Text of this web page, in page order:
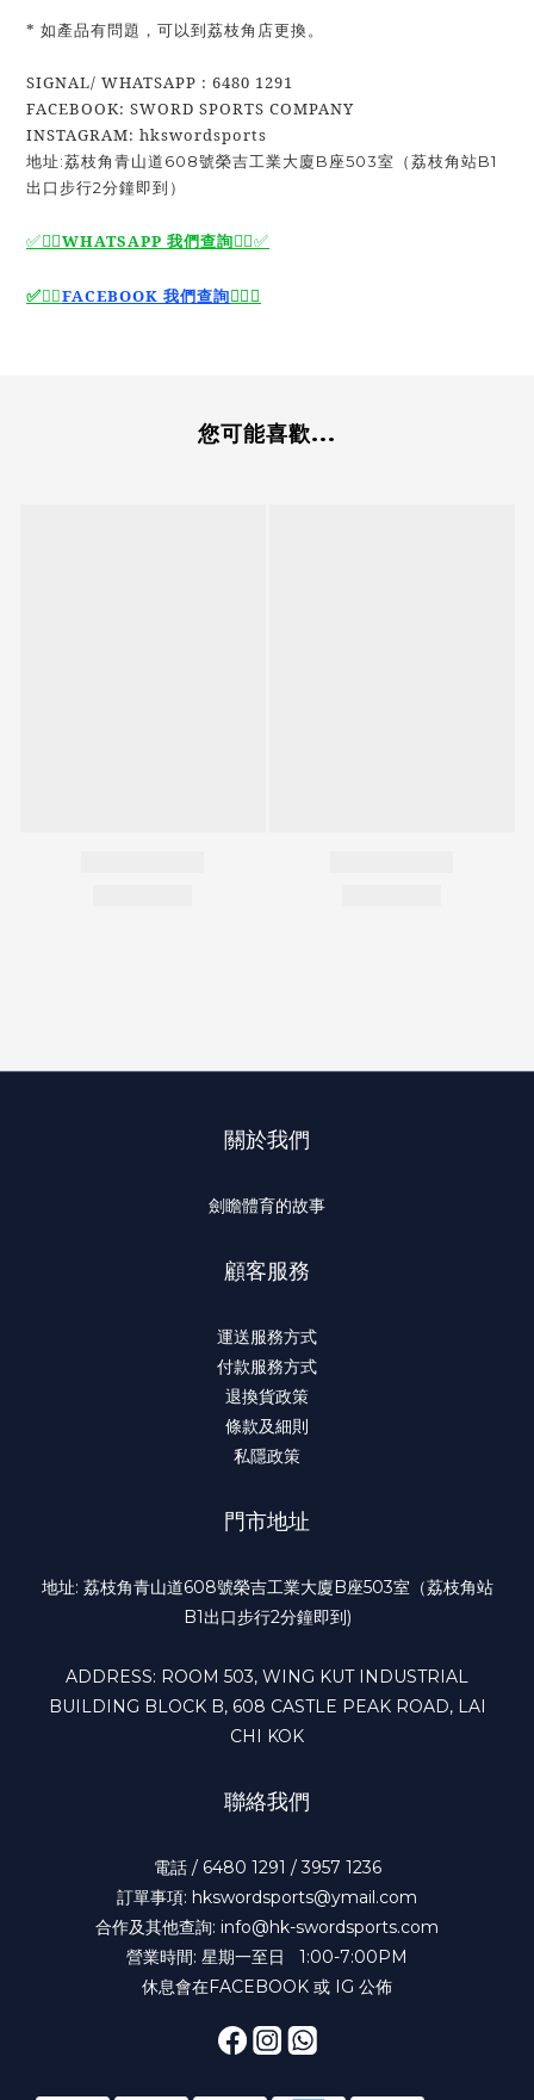
* 如產品有問題，可以到荔枝角店更換。
SIGNAL/ WHATSAPP : 6480 1291
FACEBOOK: SWORD SPORTS COMPANY
INSTAGRAM: hkswordsports
地址:荔枝角青山道608號榮吉工業大廈B座503室（荔枝角站B1
出口步行2分鐘即到）
✅🙆‍♂️WHATSAPP 我們查詢🙆‍♂️✅
✅🙆‍♂️FACEBOOK 我們查詢🙆‍♂️✅
您可能喜歡...
關於我們
劍瞻體育的故事
顧客服務
運送服務方式
付款服務方式
退換貨政策
條款及細則
私隱政策
門市地址
地址: 荔枝角青山道608號榮吉工業大廈B座503室（荔枝角站
B1出口步行2分鐘即到)
ADDRESS: ROOM 503, WING KUT INDUSTRIAL
BUILDING BLOCK B, 608 CASTLE PEAK ROAD, LAI
CHI KOK
聯絡我們
電話 / 6480 1291 / 3957 1236
訂單事項: hkswordsports@ymail.com
合作及其他查詢: info@hk-swordsports.com
營業時間: 星期一至日 1:00-7:00PM
休息會在FACEBOOK 或 IG 公佈